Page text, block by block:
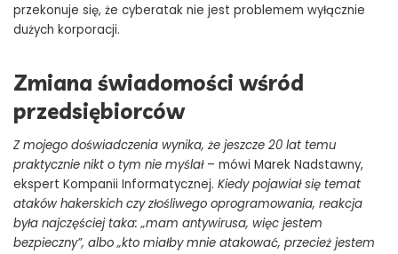
przekonuje się, że cyberatak nie jest problemem wyłącznie
dużych korporacji.
Zmiana świadomości wśród
przedsiębiorców
Z mojego doświadczenia wynika, że jeszcze 20 lat temu
praktycznie nikt o tym nie myślał – mówi Marek Nadstawny,
ekspert Kompanii Informatycznej. Kiedy pojawiał się temat
ataków hakerskich czy złośliwego oprogramowania, reakcja
była najczęściej taka: „mam antywirusa, więc jestem
bezpieczny”, albo „kto miałby mnie atakować, przecież jestem